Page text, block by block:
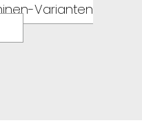
Varianten